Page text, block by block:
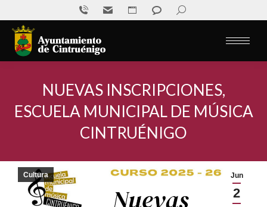
811
016
Mail
Sede
electrónica
Escríbenos
Buscar:
NUEVAS INSCRIPCIONES,
ESCUELA MUNICIPAL DE MÚSICA
CINTRUÉNIGO
Jun
2
Cultura